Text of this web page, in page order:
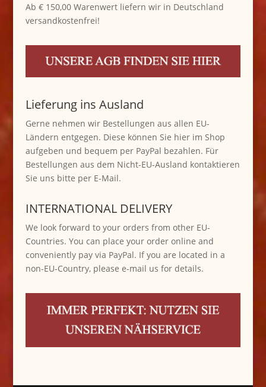
Ab € 150,00 Warenwert liefern wir in Deutschland
versandkostenfrei!
Lieferung ins Ausland
Gerne nehmen wir Bestellungen aus allen EU-
Ländern entgegen. Diese können Sie hier im Shop
aufgeben und bequem per PayPal bezahlen. Für
Bestellungen aus dem Nicht-EU-Ausland kontaktieren
Sie uns bitte per E-Mail.
INTERNATIONAL DELIVERY
We look forward to your orders from other EU-
Countries. You can place your order online and
conveniently pay via PayPal. If you are located in a
non-EU-Country, please e-mail us for details.